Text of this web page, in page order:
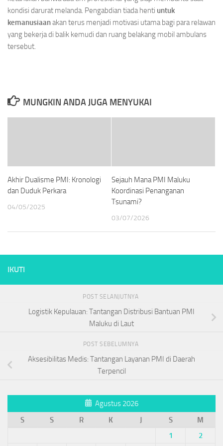
kondisi darurat melanda. Pengabdian tiada henti untuk
kemanusiaanakan terus menjadi motivasi utama bagi para relawan
yang bekerja di balik kemudi dan ruang belakang mobil ambulans
tersebut.
MUNGKIN ANDA JUGA MENYUKAI
Akhir Dualisme PMI: Kronologi
dan Duduk Perkara
04/05/2025
Sejauh Mana PMI Maluku
Koordinasi Penanganan
Tsunami?
03/07/2026
IKUTI
POST SELANJUTNYA
Logistik Kepulauan: Tantangan Distribusi Bantuan PMI
Maluku di Laut
POST SEBELUMNYA
Aksesibilitas Medis: Tantangan Layanan PMI di Daerah
Terpencil
Agustus 2026
S
S R K J S
M
1
2